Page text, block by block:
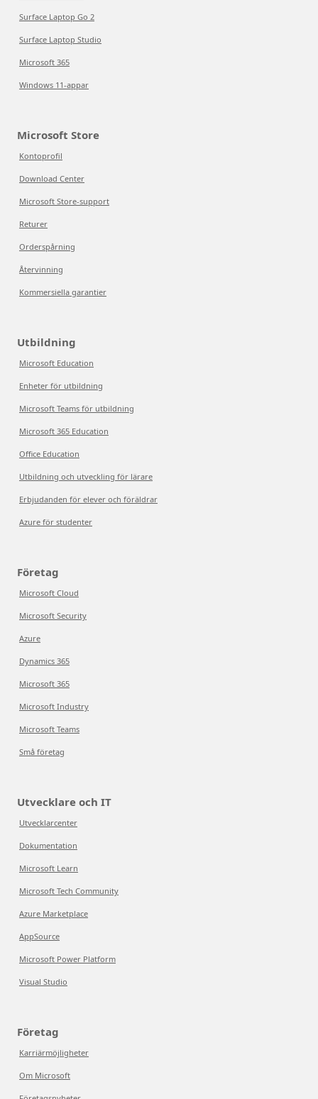
Surface Laptop Go 2
Surface Laptop Studio
Microsoft 365
Windows 11-appar
Microsoft Store
Kontoprofil
Download Center
Microsoft Store-support
Returer
Orderspårning
Återvinning
Kommersiella garantier
Utbildning
Microsoft Education
Enheter för utbildning
Microsoft Teams för utbildning
Microsoft 365 Education
Office Education
Utbildning och utveckling för lärare
Erbjudanden för elever och föräldrar
Azure för studenter
Företag
Microsoft Cloud
Microsoft Security
Azure
Dynamics 365
Microsoft 365
Microsoft Industry
Microsoft Teams
Små företag
Utvecklare och IT
Utvecklarcenter
Dokumentation
Microsoft Learn
Microsoft Tech Community
Azure Marketplace
AppSource
Microsoft Power Platform
Visual Studio
Företag
Karriärmöjligheter
Om Microsoft